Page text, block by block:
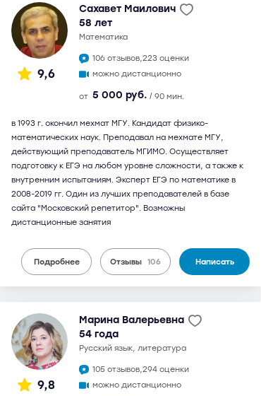
9,6
Сахавет Маилович
58 лет
математика
106 отзывов,223 оценки
можно дистанционно
от 5 000 руб. / 90 мин.
в 1993 г. окончил мехмат МГУ. Кандидат физико-
математических наук. Преподавал на мехмате МГУ,
действующий преподаватель МГИМО. Осуществляет
подготовку к ЕГЭ на любом уровне сложности, а также к
внутренним испытаниям. Эксперт ЕГЭ по математике в
2008-2019 гг. Один из лучших преподавателей в базе
сайта "Московский репетитор". Возможны
дистанционные занятия
Подробнее Отзывы 106 Написать
9,8
Марина Валерьевна
54 года
русский язык, литература
105 отзывов,294 оценки
можно дистанционно